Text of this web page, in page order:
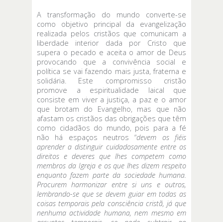
A transformação do mundo converte-se
como objetivo principal da evangelização
realizada pelos cristãos que comunicam a
liberdade interior dada por Cristo que
supera o pecado e aceita o amor de Deus
provocando que a convivência social e
política se vai fazendo mais justa, fraterna e
solidária. Este compromisso cristão
promove a espiritualidade laical que
consiste em viver a justiça, a paz e o amor
que brotam do Evangelho, mas que não
afastam os cristãos das obrigações que têm
como cidadãos do mundo, pois para a fé
não há espaços neutros “devem os fiéis
aprender a distinguir cuidadosamente entre os
direitos e deveres que lhes competem como
membros da Igreja e os que lhes dizem respeito
enquanto fazem parte da sociedade humana.
Procurem harmonizar entre si uns e outros,
lembrando-se que se devem guiar em todas as
coisas temporais pela consciência cristã, já que
nenhuma actividade humana, nem mesmo em